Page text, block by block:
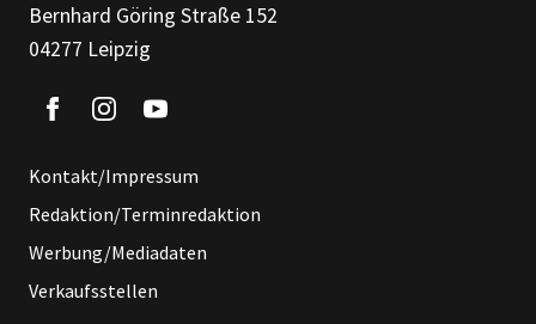
Bernhard Göring Straße 152
04277 Leipzig
Kontakt/Impressum
Redaktion/Terminredaktion
Werbung/Mediadaten
Verkaufsstellen